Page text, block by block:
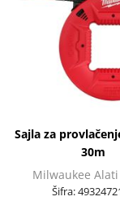
Sajla za
30m
Milwaukee
Šifra: